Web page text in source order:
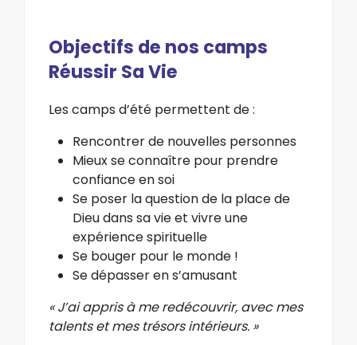
Objectifs de nos camps
Réussir Sa Vie
Les camps d’été permettent de :
Rencontrer de nouvelles personnes
Mieux se connaître pour prendre
confiance en soi
Se poser la question de la place de
Dieu dans sa vie et vivre une
expérience spirituelle
Se bouger pour le monde !
Se dépasser en s’amusant
« J’ai appris à me redécouvrir, avec mes
talents et mes trésors intérieurs. »